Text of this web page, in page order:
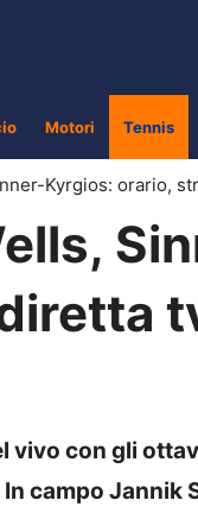
Motori Tennis
Kyrgios: orario,
vivo con gli
campo Jannik